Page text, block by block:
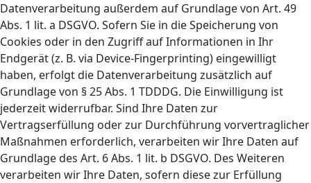
Datenverarbeitung außerdem auf Grundlage von Art. 49
Abs. 1 lit. a DSGVO. Sofern Sie in die Speicherung von
Cookies oder in den Zugriff auf Informationen in Ihr
Endgerät (z. B. via Device-Fingerprinting) eingewilligt
haben, erfolgt die Datenverarbeitung zusätzlich auf
Grundlage von § 25 Abs. 1 TDDDG. Die Einwilligung ist
jederzeit widerrufbar. Sind Ihre Daten zur
Vertragserfüllung oder zur Durchführung vorvertraglicher
Maßnahmen erforderlich, verarbeiten wir Ihre Daten auf
Grundlage des Art. 6 Abs. 1 lit. b DSGVO. Des Weiteren
verarbeiten wir Ihre Daten, sofern diese zur Erfüllung